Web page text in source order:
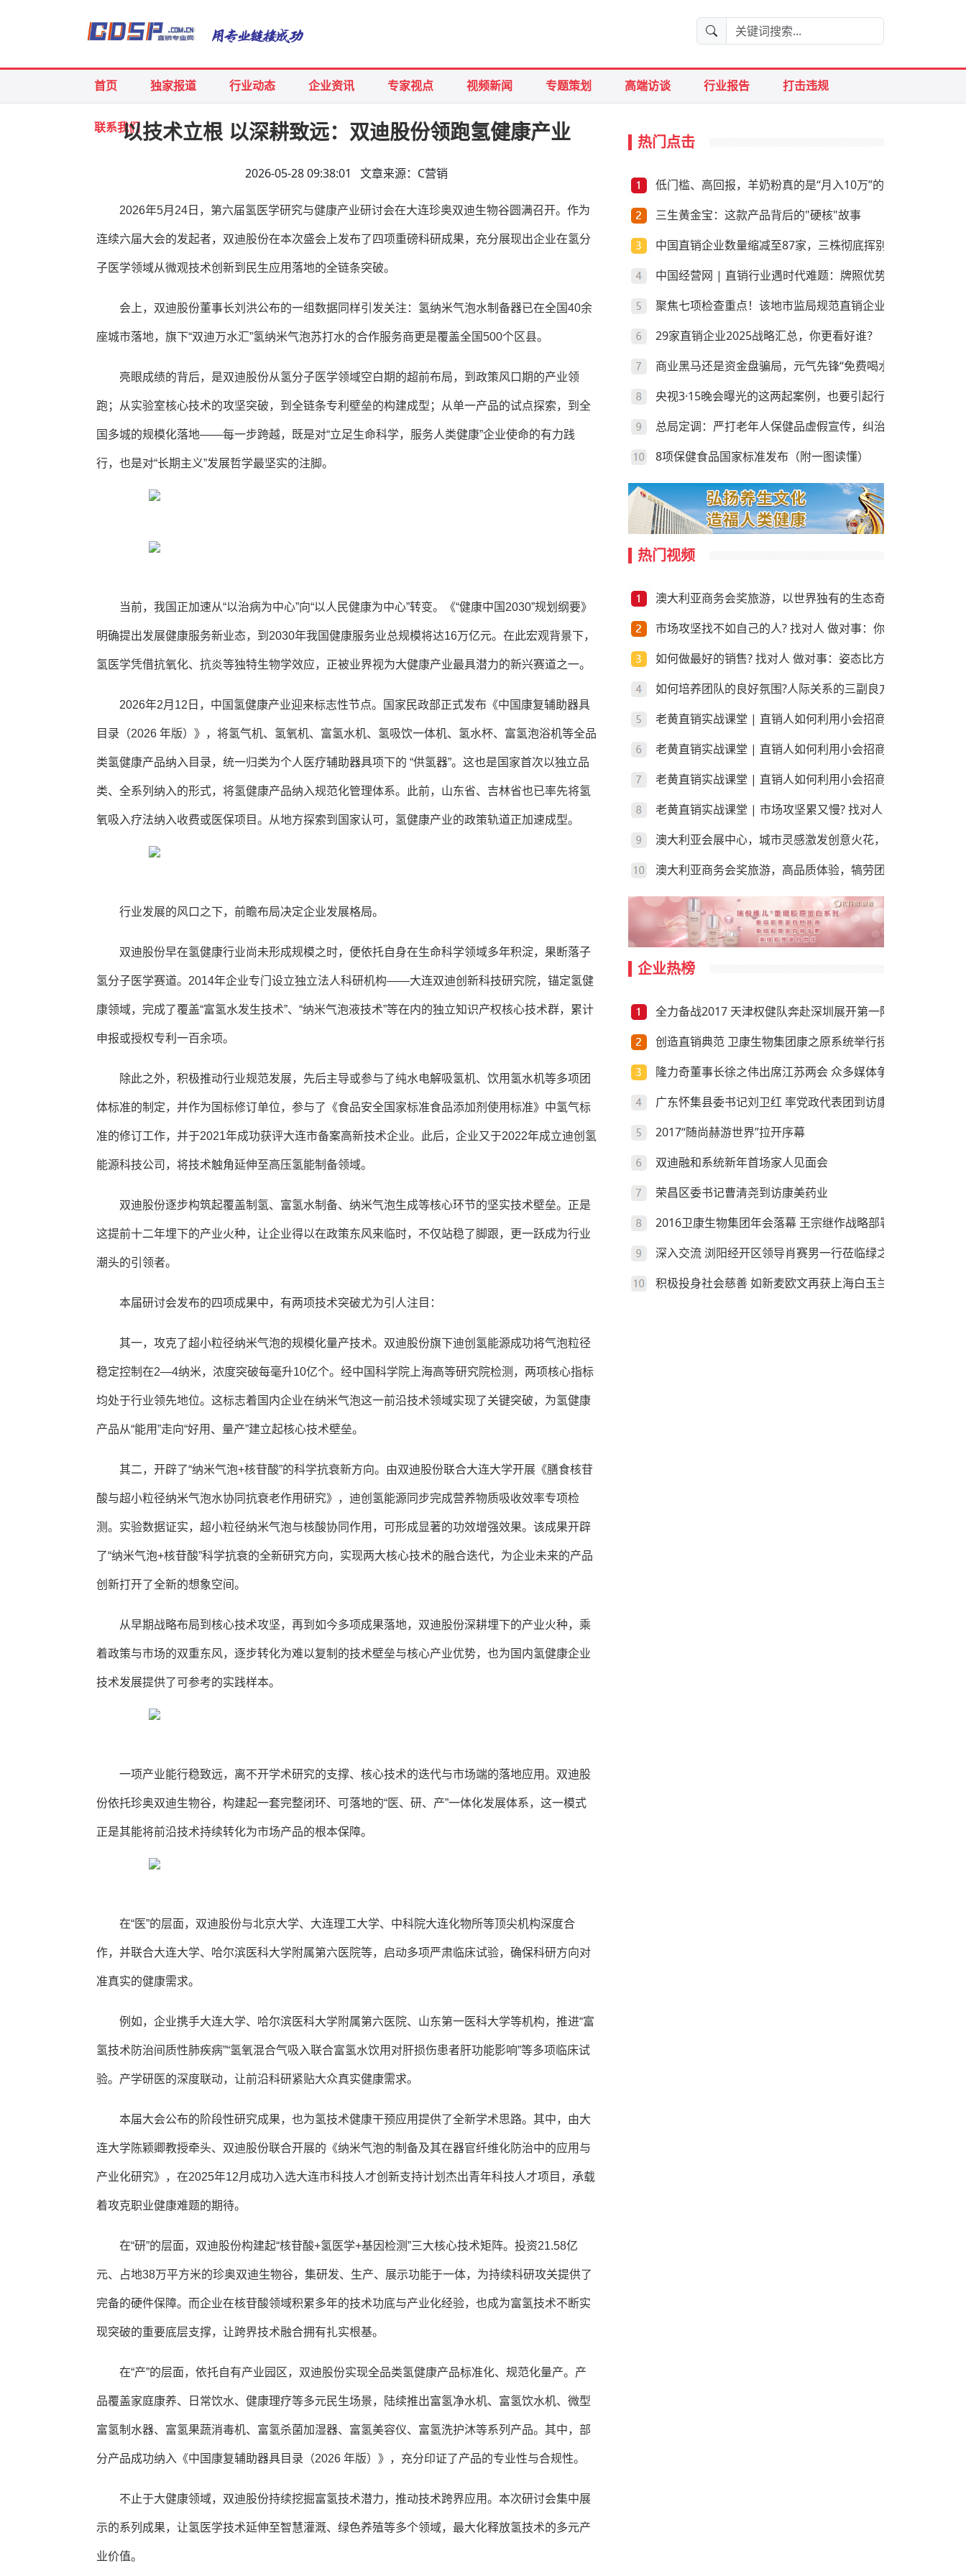
首页 独家报道 行业动态 企业资讯 专家视点 视频新闻 专题策划 高端访谈 行业报告 打击违规
联系我们以技术立根 以深耕致远：双迪股份领跑氢健康产业
2026-05-28 09:38:01 文章来源：C营销
2026年5月24日，第六届氢医学研究与健康产业研讨会在大连珍奥双迪生物谷圆满召开。作为
连续六届大会的发起者，双迪股份在本次盛会上发布了四项重磅科研成果，充分展现出企业在氢分
子医学领域从微观技术创新到民生应用落地的全链条突破。
会上，双迪股份董事长刘洪公布的一组数据同样引发关注：氢纳米气泡水制备器已在全国40余
座城市落地，旗下“双迪万水汇”氢纳米气泡苏打水的合作服务商更是覆盖全国500个区县。
亮眼成绩的背后，是双迪股份从氢分子医学领域空白期的超前布局，到政策风口期的产业领
跑；从实验室核心技术的攻坚突破，到全链条专利壁垒的构建成型；从单一产品的试点探索，到全
国多城的规模化落地——每一步跨越，既是对“立足生命科学，服务人类健康”企业使命的有力践
行，也是对“长期主义”发展哲学最坚实的注脚。
当前，我国正加速从“以治病为中心”向“以人民健康为中心”转变。《“健康中国2030”规划纲要》
明确提出发展健康服务新业态，到2030年我国健康服务业总规模将达16万亿元。在此宏观背景下，
氢医学凭借抗氧化、抗炎等独特生物学效应，正被业界视为大健康产业最具潜力的新兴赛道之一。
2026年2月12日，中国氢健康产业迎来标志性节点。国家民政部正式发布《中国康复辅助器具
目录（2026 年版）》，将氢气机、氢氧机、富氢水机、氢吸饮一体机、氢水杯、富氢泡浴机等全品
类氢健康产品纳入目录，统一归类为个人医疗辅助器具项下的 “供氢器”。这也是国家首次以独立品
类、全系列纳入的形式，将氢健康产品纳入规范化管理体系。此前，山东省、吉林省也已率先将氢
氧吸入疗法纳入收费或医保项目。从地方探索到国家认可，氢健康产业的政策轨道正加速成型。
行业发展的风口之下，前瞻布局决定企业发展格局。
双迪股份早在氢健康行业尚未形成规模之时，便依托自身在生命科学领域多年积淀，果断落子
氢分子医学赛道。2014年企业专门设立独立法人科研机构——大连双迪创新科技研究院，锚定氢健
康领域，完成了覆盖“富氢水发生技术”、“纳米气泡液技术”等在内的独立知识产权核心技术群，累计
申报或授权专利一百余项。
除此之外，积极推动行业规范发展，先后主导或参与了纯水电解吸氢机、饮用氢水机等多项团
体标准的制定，并作为国标修订单位，参与了《食品安全国家标准食品添加剂使用标准》中氢气标
准的修订工作，并于2021年成功获评大连市备案高新技术企业。此后，企业又于2022年成立迪创氢
能源科技公司，将技术触角延伸至高压氢能制备领域。
双迪股份逐步构筑起覆盖制氢、富氢水制备、纳米气泡生成等核心环节的坚实技术壁垒。正是
这提前十二年埋下的产业火种，让企业得以在政策东风来临时，不仅站稳了脚跟，更一跃成为行业
潮头的引领者。
本届研讨会发布的四项成果中，有两项技术突破尤为引人注目：
其一，攻克了超小粒径纳米气泡的规模化量产技术。双迪股份旗下迪创氢能源成功将气泡粒径
稳定控制在2—4纳米，浓度突破每毫升10亿个。经中国科学院上海高等研究院检测，两项核心指标
均处于行业领先地位。这标志着国内企业在纳米气泡这一前沿技术领域实现了关键突破，为氢健康
产品从“能用”走向“好用、量产”建立起核心技术壁垒。
其二，开辟了“纳米气泡+核苷酸”的科学抗衰新方向。由双迪股份联合大连大学开展《膳食核苷
酸与超小粒径纳米气泡水协同抗衰老作用研究》，迪创氢能源同步完成营养物质吸收效率专项检
测。实验数据证实，超小粒径纳米气泡与核酸协同作用，可形成显著的功效增强效果。该成果开辟
了“纳米气泡+核苷酸”科学抗衰的全新研究方向，实现两大核心技术的融合迭代，为企业未来的产品
创新打开了全新的想象空间。
从早期战略布局到核心技术攻坚，再到如今多项成果落地，双迪股份深耕埋下的产业火种，乘
着政策与市场的双重东风，逐步转化为难以复制的技术壁垒与核心产业优势，也为国内氢健康企业
技术发展提供了可参考的实践样本。
一项产业能行稳致远，离不开学术研究的支撑、核心技术的迭代与市场端的落地应用。双迪股
份依托珍奥双迪生物谷，构建起一套完整闭环、可落地的“医、研、产”一体化发展体系，这一模式
正是其能将前沿技术持续转化为市场产品的根本保障。
在“医”的层面，双迪股份与北京大学、大连理工大学、中科院大连化物所等顶尖机构深度合
作，并联合大连大学、哈尔滨医科大学附属第六医院等，启动多项严肃临床试验，确保科研方向对
准真实的健康需求。
例如，企业携手大连大学、哈尔滨医科大学附属第六医院、山东第一医科大学等机构，推进“富
氢技术防治间质性肺疾病”“氢氧混合气吸入联合富氢水饮用对肝损伤患者肝功能影响”等多项临床试
验。产学研医的深度联动，让前沿科研紧贴大众真实健康需求。
本届大会公布的阶段性研究成果，也为氢技术健康干预应用提供了全新学术思路。其中，由大
连大学陈颖卿教授牵头、双迪股份联合开展的《纳米气泡的制备及其在器官纤维化防治中的应用与
产业化研究》，在2025年12月成功入选大连市科技人才创新支持计划杰出青年科技人才项目，承载
着攻克职业健康难题的期待。
在“研”的层面，双迪股份构建起“核苷酸+氢医学+基因检测”三大核心技术矩阵。投资21.58亿
元、占地38万平方米的珍奥双迪生物谷，集研发、生产、展示功能于一体，为持续科研攻关提供了
完备的硬件保障。而企业在核苷酸领域积累多年的技术功底与产业化经验，也成为富氢技术不断实
现突破的重要底层支撑，让跨界技术融合拥有扎实根基。
在“产”的层面，依托自有产业园区，双迪股份实现全品类氢健康产品标准化、规范化量产。产
品覆盖家庭康养、日常饮水、健康理疗等多元民生场景，陆续推出富氢净水机、富氢饮水机、微型
富氢制水器、富氢果蔬消毒机、富氢杀菌加湿器、富氢美容仪、富氢洗护沐等系列产品。其中，部
分产品成功纳入《中国康复辅助器具目录（2026 年版）》，充分印证了产品的专业性与合规性。
不止于大健康领域，双迪股份持续挖掘富氢技术潜力，推动技术跨界应用。本次研讨会集中展
示的系列成果，让氢医学技术延伸至智慧灌溉、绿色养殖等多个领域，最大化释放氢技术的多元产
业价值。
热门点击
低门槛、高回报，羊奶粉真的是“月入10万”的好生意？
三生黄金宝：这款产品背后的"硬核"故事
中国直销企业数量缩减至87家，三株彻底挥别直销
中国经营网 | 直销行业遇时代难题：牌照优势是否尚存
聚焦七项检查重点！该地市监局规范直销企业经营行为
29家直销企业2025战略汇总，你更看好谁？
商业黑马还是资金盘骗局，元气先锋“免费喝水赚钱”靠谱吗？
央视3·15晚会曝光的这两起案例，也要引起行业的足够重视
总局定调：严打老年人保健品虚假宣传，纠治违规异地执法
8项保健食品国家标准发布（附一图读懂）
热门视频
澳大利亚商务会奖旅游，以世界独有的生态奇观与前沿商务
市场攻坚找不如自己的人? 找对人 做对事：你需要“向上”推荐
如何做最好的销售? 找对人 做对事：姿态比方法更重要!
如何培养团队的良好氛围?人际关系的三副良方和三副毒药！
老黄直销实战课堂 | 直销人如何利用小会招商和销售？第三
老黄直销实战课堂 | 直销人如何利用小会招商和销售？第二
老黄直销实战课堂 | 直销人如何利用小会招商和销售？第一
老黄直销实战课堂 | 市场攻坚累又慢? 找对人 做对事：学会
澳大利亚会展中心，城市灵感激发创意火花，尽享“澳”世之美
澳大利亚商务会奖旅游，高品质体验，犒劳团队的“玩”美之地
企业热榜
全力备战2017 天津权健队奔赴深圳展开第一阶段冬训
创造直销典范 卫康生物集团康之原系统举行授旗仪式
隆力奇董事长徐之伟出席江苏两会 众多媒体争相采访
广东怀集县委书记刘卫红 率党政代表团到访康美药业
2017“随尚赫游世界”拉开序幕
双迪融和系统新年首场家人见面会
荣昌区委书记曹清尧到访康美药业
2016卫康生物集团年会落幕 王宗继作战略部署
深入交流 浏阳经开区领导肖赛男一行莅临绿之韵考察
积极投身社会慈善 如新麦欧文再获上海白玉兰纪念奖